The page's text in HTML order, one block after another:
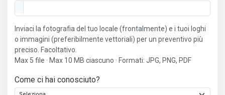
Inviaci la fotografia del tuo locale (frontalmente) e i tuoi loghi
o immagini (preferibilmente vettoriali) per un preventivo più
preciso. Facoltativo.
Max 5 file · Max 10 MB ciascuno · Formati: JPG, PNG, PDF
Come ci hai conosciuto?